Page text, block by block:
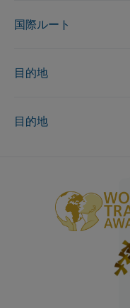
国際ルート
目的地
目的地